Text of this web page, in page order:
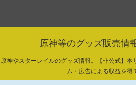
原神等のグッズ販売情
原神やスターレイルのグッズ情報。【非公式】本
ム・広告による収益を得